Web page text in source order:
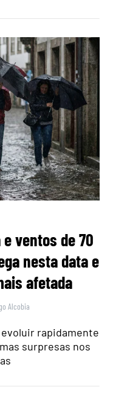
ventos de 70
nesta data e
afetada
Alcobia
rapidamente
surpresas nos